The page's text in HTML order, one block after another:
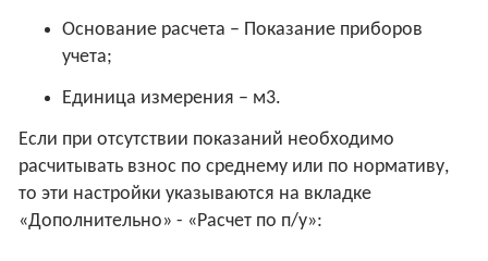
Основание расчета – Показание приборов
учета;
Единица измерения – м3.
Если при отсутствии показаний необходимо
расчитывать взнос по среднему или по нормативу,
то эти настройки указываются на вкладке
«Дополнительно» - «Расчет по п/у»: